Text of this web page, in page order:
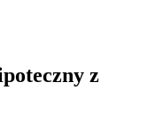
z